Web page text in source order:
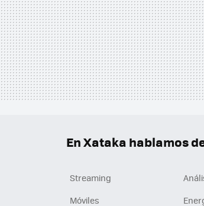
En Xataka hablamos
Streaming
Móviles